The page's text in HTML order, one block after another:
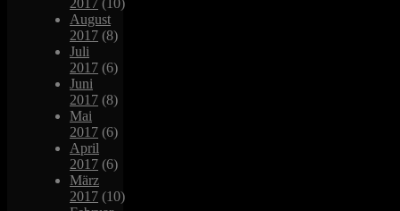
August
2017 (8)
Juli
2017 (6)
Juni
2017 (8)
Mai
2017 (6)
April
2017 (6)
März
2017 (10)